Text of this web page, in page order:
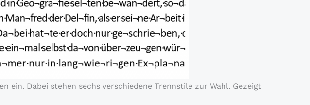
Dabei stehen sechs verschiedene Trennstile zur Wahl. Gezeigt